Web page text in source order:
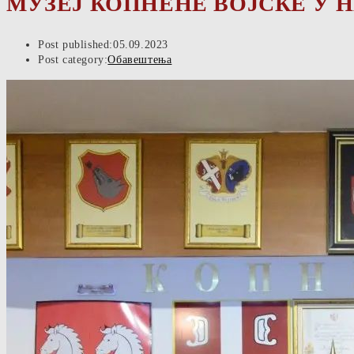
Post published:05.09.2023
Post category:Обавештења